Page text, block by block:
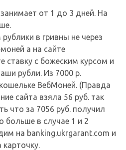
от 1 до 3 дней. На
в гривны не через
а на сайте
ставку с божеским курсом и
рубли. Из 7000 р.
ВебМоней. (Правда
сайта взяла 56 руб. так
что за 7056 руб. получил
больше в случае 1 и 2
на banking.ukrgarant.com и